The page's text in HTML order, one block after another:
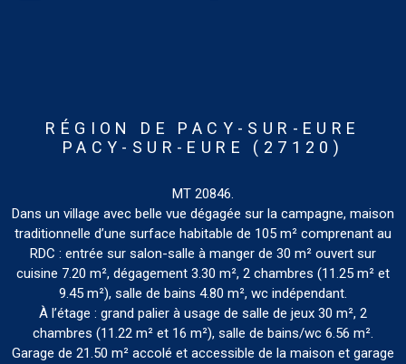
RÉGION DE PACY-SUR-EURE
PACY-SUR-EURE (27120)
MT 20846.
Dans un village avec belle vue dégagée sur la campagne, maison
traditionnelle d’une surface habitable de 105 m² comprenant au
RDC : entrée sur salon-salle à manger de 30 m² ouvert sur
cuisine 7.20 m², dégagement 3.30 m², 2 chambres (11.25 m² et
9.45 m²), salle de bains 4.80 m², wc indépendant.
À l’étage : grand palier à usage de salle de jeux 30 m², 2
chambres (11.22 m² et 16 m²), salle de bains/wc 6.56 m².
Garage de 21.50 m² accolé et accessible de la maison et garage